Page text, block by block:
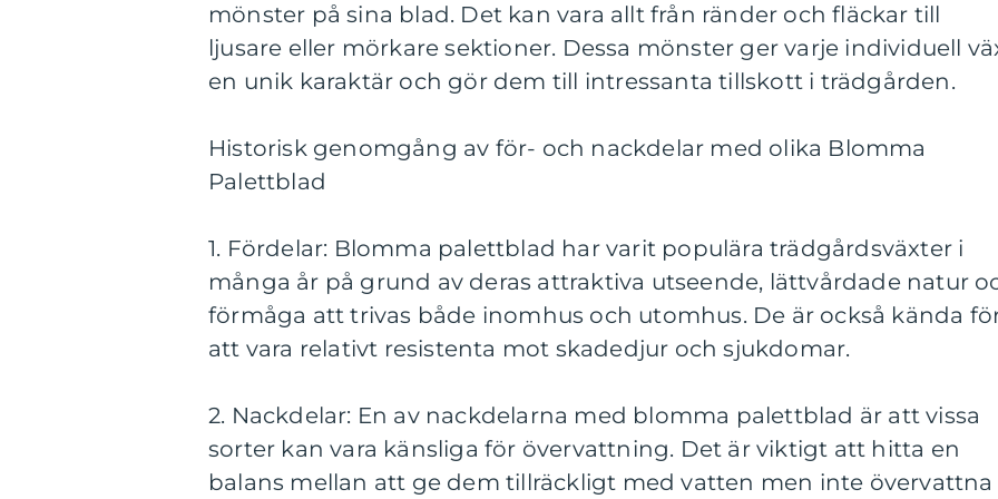
mönster på sina blad. Det kan vara allt från ränder och fläckar till
ljusare eller mörkare sektioner. Dessa mönster ger varje individuell
en unik karaktär och gör dem till intressanta tillskott i trädgården.
Historisk genomgång av för- och nackdelar med olika Blomma
Palettblad
1. Fördelar: Blomma palettblad har varit populära trädgårdsväxter i
många år på grund av deras attraktiva utseende, lättvårdade natur
förmåga att trivas både inomhus och utomhus. De är också kända
att vara relativt resistenta mot skadedjur och sjukdomar.
2. Nackdelar: En av nackdelarna med blomma palettblad är att vissa
sorter kan vara känsliga för övervattning. Det är viktigt att hitta en
balans mellan att ge dem tillräckligt med vatten men inte övervattna